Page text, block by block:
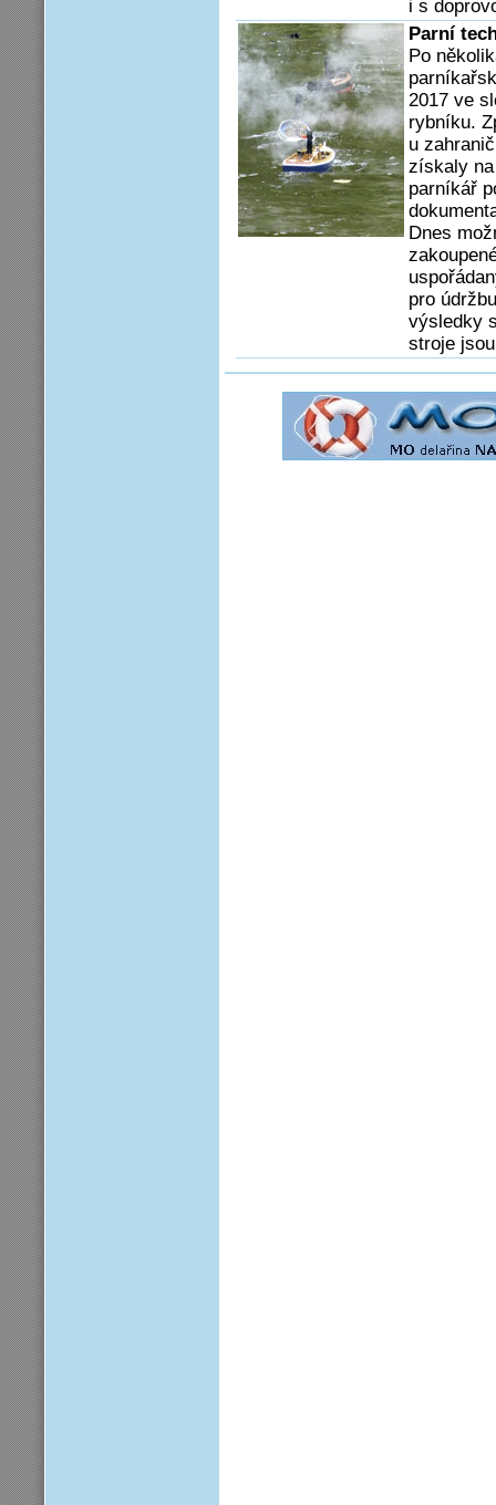
i s
Parní
Po
2017 ve
rybníku.
u
získaly
parníkář
Dnes
pro
výsledky
stroje